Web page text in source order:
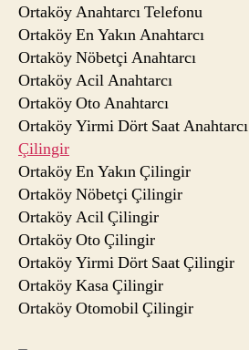
Ortaköy Anahtarcı Telefonu
Ortaköy En Yakın Anahtarcı
Ortaköy Nöbetçi Anahtarcı
Ortaköy Acil Anahtarcı
Ortaköy Oto Anahtarcı
Ortaköy Yirmi Dört Saat Anahtarcı
Çilingir
Ortaköy En Yakın Çilingir
Ortaköy Nöbetçi Çilingir
Ortaköy Acil Çilingir
Ortaköy Oto Çilingir
Ortaköy Yirmi Dört Saat Çilingir
Ortaköy Kasa Çilingir
Ortaköy Otomobil Çilingir